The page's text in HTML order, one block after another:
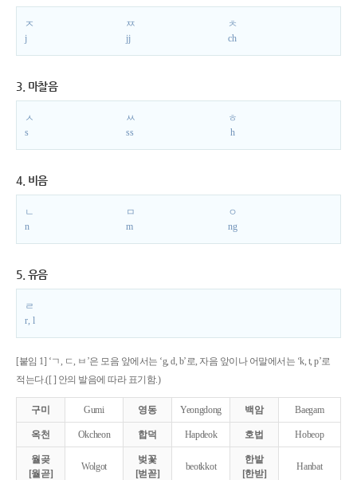
ㅈ
j
ㅉ
jj
ㅊ
ch
3. 마찰음
ㅅ
s
ㅆ
ss
ㅎ
h
4. 비음
ㄴ
n
ㅁ
m
ㅇ
ng
5. 유음
ㄹ
r, l
[붙임 1] ‘ㄱ, ㄷ, ㅂ’은 모음 앞에서는 ‘g, d, b’로, 자음 앞이나 어말에서는 ‘k, t, p’로
적는다.([ ] 안의 발음에 따라 표기함.)
구미 Gumi 영동 Yeongdong 백암 Baegam
옥천 Okcheon 합덕 Hapdeok 호법 Hobeop
월곶
[월곧]
Wolgot
벚꽃
[벋꼳]
beotkkot
한밭
[한받]
Hanbat